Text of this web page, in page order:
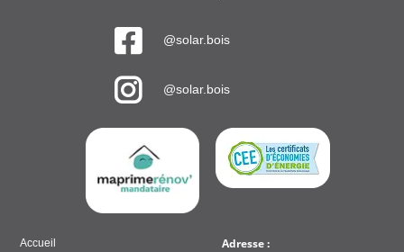
@solar.bois
@solar.bois
Accueil
Adresse :